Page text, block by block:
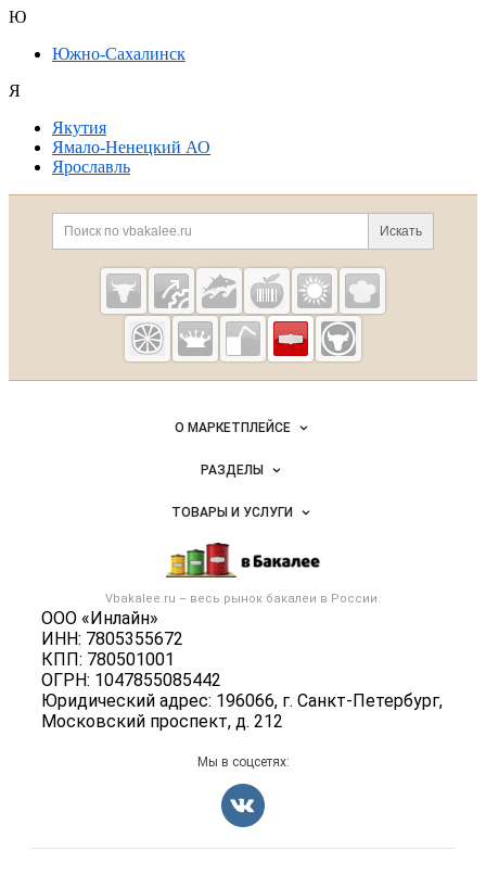
Ю
Южно-Сахалинск
Я
Якутия
Ямало-Ненецкий АО
Ярославль
Дополнительная информация
Поиск по сайту и
Искать
Cсылки на полезные проекты
Vbakalee.ru —
рынок
товаров,
ингредиентов
Важные разделы и контакты
Vbakalee.ru – весь рынок бакалеи в России.
ООО «Инлайн»
ИНН: 7805355672
КПП: 780501001
ОГРН: 1047855085442
Юридический адрес: 196066, г. Санкт-Петербург,
Московский проспект, д. 212
Навигация по сайтуО МАРКЕТПЛЕЙСЕ
Новости Vbakalee.ru
Размещение рекламы
Публичная оферта
Контактная информация
Политика обработки персональных данных
РАЗДЕЛЫ
Объявления
Новости рынка
ТОВАРЫ И УСЛУГИ
Бакалейные товары
Услуги
Добавить объявление
Мы в соцсетях: